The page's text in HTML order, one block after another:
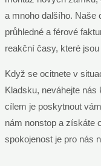
a mnoho dalšího. Naše
průhledné a férové
reakční časy, které
Když se ocitnete v
Kladsku, neváhejte
cílem je poskytnout
nám nonstop a získáte
spokojenost je pro nás